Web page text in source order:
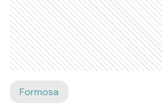
Formosa